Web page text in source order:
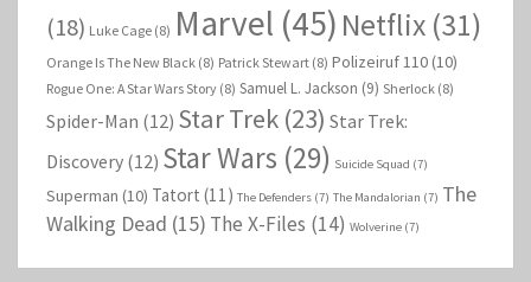
(18) Luke Cage (8) Marvel (45) Netflix (31)
Orange Is The New Black (8) Patrick Stewart (8) Polizeiruf 110 (10)
Rogue One: A Star Wars Story (8) Samuel L. Jackson (9) Sherlock (8)
Spider-Man (12) Star Trek (23) Star Trek:
Discovery (12) Star Wars (29) Suicide Squad (7)
Superman (10) Tatort (11) The Defenders (7) The Mandalorian (7) The
Walking Dead (15) The X-Files (14) Wolverine (7)